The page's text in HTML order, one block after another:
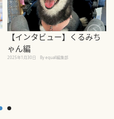
【インタビュー】くるみち
ゃん編
2025年1月30日 By equall編集部